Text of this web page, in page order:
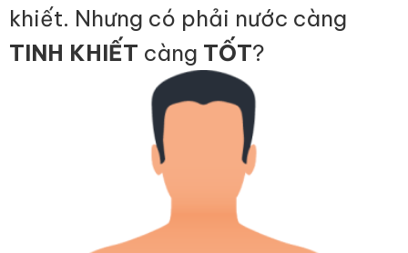
khiết. Nhưng có phải nước càng
TINH KHIẾT càng TỐT?